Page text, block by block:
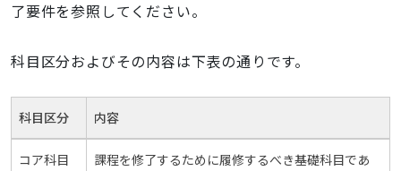
了要件を参照してください。
科目区分およびその内容は下表の通りです。
科目区分 内容
コア科目
課程を修了するために履修するべき基礎科目であ